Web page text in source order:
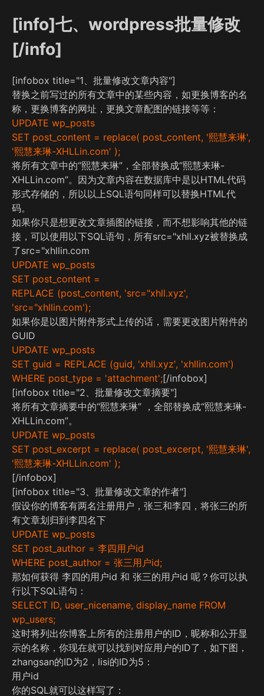
[info]七、wordpress批量修改
[/info]
[infobox title="1、批量修改文章内容"]
替换之前写过的所有文章中的某些内容，如更换博客的名
称，更换博客的网址，更换文章配图的链接等等：
UPDATE wp_posts
SET post_content = replace( post_content, '熙慧来琳',
'熙慧来琳-XHLLin.com' );
将所有文章中的“熙慧来琳”，全部替换成“熙慧来琳-
XHLLin.com”。因为文章内容在数据库中是以HTML代码
形式存储的，所以以上SQL语句同样可以替换HTML代
码。
如果你只是想更改文章插图的链接，而不想影响其他的链
接，可以使用以下SQL语句，所有src="xhll.xyz被替换成
了src="xhllin.com
UPDATE wp_posts
SET post_content =
REPLACE (post_content, 'src="xhll.xyz',
'src="xhllin.com');
如果你是以图片附件形式上传的话，需要更改图片附件的
GUID
UPDATE wp_posts
SET guid = REPLACE (guid, 'xhll.xyz', 'xhllin.com')
WHERE post_type = 'attachment';[/infobox]
[infobox title="2、批量修改文章摘要"]
将所有文章摘要中的“熙慧来琳” ，全部替换成“熙慧来琳-
XHLLin.com”。
UPDATE wp_posts
SET post_excerpt = replace( post_excerpt, '熙慧来琳',
'熙慧来琳-XHLLin.com' );
[/infobox]
[infobox title="3、批量修改文章的作者"]
假设你的博客有两名注册用户，张三和李四，将张三的所
有文章划归到李四名下
UPDATE wp_posts
SET post_author = 李四用户id
WHERE post_author = 张三用户id;
那如何获得 李四的用户id 和 张三的用户id 呢？你可以执
行以下SQL语句：
SELECT ID, user_nicename, display_name FROM
wp_users;
这时将列出你博客上所有的注册用户的ID，昵称和公开显
示的名称，你现在就可以找到对应用户的ID了，如下图，
zhangsan的ID为2，lisi的ID为5：
用户id
你的SQL就可以这样写了：